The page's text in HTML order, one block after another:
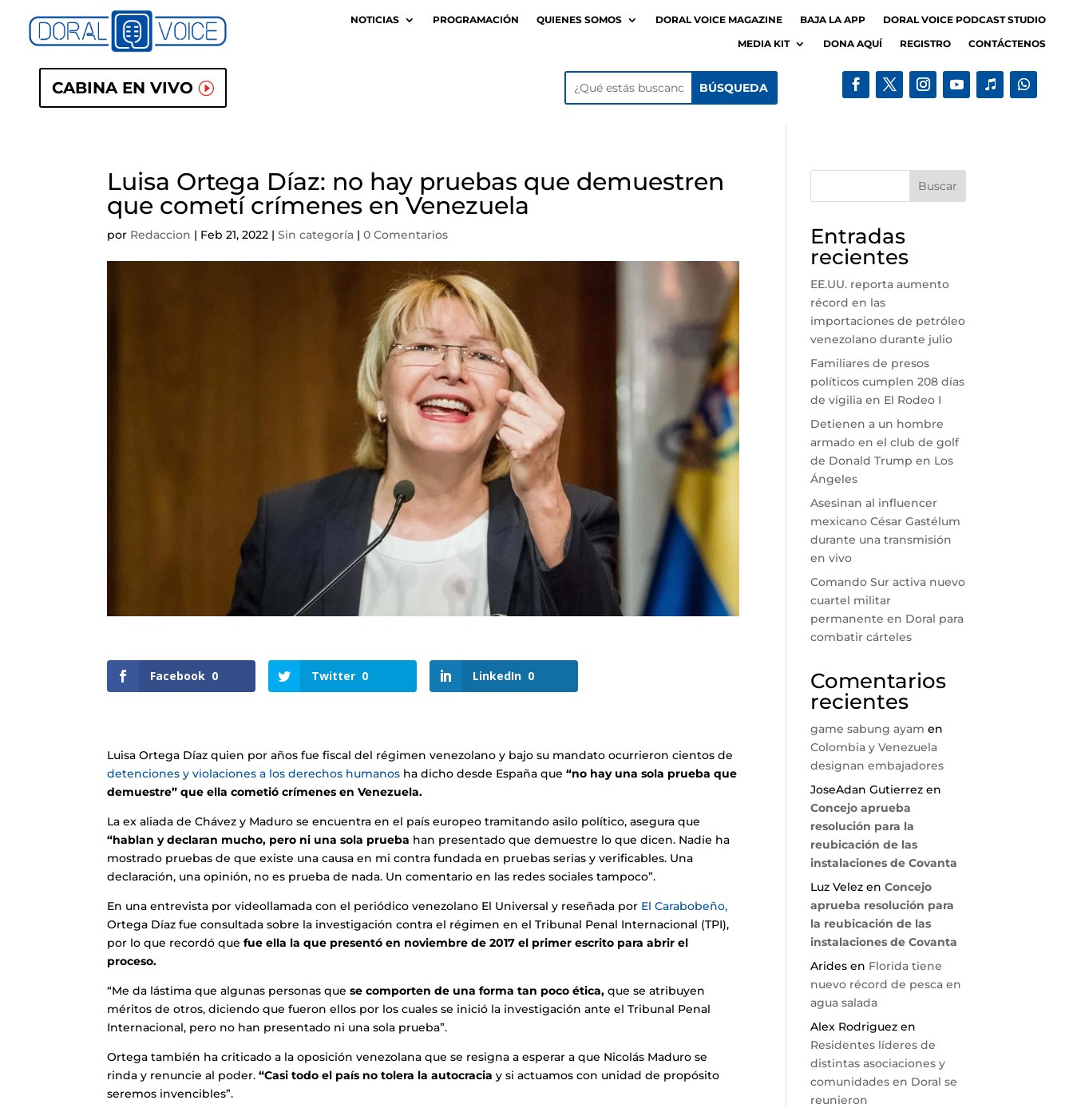
NOTICIAS PROGRAMACIÓN QUIENES SOMOS DORAL VOICE MAGAZINE BAJA LA APP
DORAL VOICE PODCAST STUDIO
MEDIA KIT
DONA AQUÍ REGISTRO CONTÁCTENOS
CABINA EN VIVO
Luisa Ortega Díaz: no hay pruebas que demuestren
que cometí crímenes en Venezuela
por Redaccion | Feb 21, 2022 |Sin categoría |0 Comentarios
Facebook 0 Twitter 0 LinkedIn 0
Luisa Ortega Díaz quien por años fue fiscal del régimen venezolano y bajo su mandato ocurrieron cientos de
detenciones y violaciones a los derechos humanos ha dicho desde España que“no hay una sola prueba que
demuestre” que ella cometió crímenes en Venezuela.
La ex aliada de Chávez y Maduro se encuentra en el país europeo tramitando asilo político, asegura que
“hablan y declaran mucho, pero ni una sola prueba han presentado que demuestre lo que dicen. Nadie ha
mostrado pruebas de que existe una causa en mi contra fundada en pruebas serias y verificables. Una
declaración, una opinión, no es prueba de nada. Un comentario en las redes sociales tampoco”.
En una entrevista por videollamada con el periódico venezolano El Universal y reseñada por El Carabobeño,
Ortega Díaz fue consultada sobre la investigación contra el régimen en el Tribunal Penal Internacional (TPI),
por lo que recordó quefue ella la que presentó en noviembre de 2017 el primer escrito para abrir el
proceso.
“Me da lástima que algunas personas quese comporten de una forma tan poco ética, que se atribuyen
méritos de otros, diciendo que fueron ellos por los cuales se inició la investigación ante el Tribunal Penal
Internacional, pero no han presentado ni una sola prueba”.
Ortega también ha criticado a la oposición venezolana que se resigna a esperar a que Nicolás Maduro se
rinda y renuncie al poder.“Casi todo el país no tolera la autocracia y si actuamos con unidad de propósito
seremos invencibles”.
Buscar
Entradas
recientes
EE.UU. reporta aumento
récord en las
importaciones de petróleo
venezolano durante julio
Familiares de presos
políticos cumplen 208 días
de vigilia en El Rodeo I
Detienen a un hombre
armado en el club de golf
de Donald Trump en Los
Ángeles
Asesinan al influencer
mexicano César Gastélum
durante una transmisión
en vivo
Comando Sur activa nuevo
cuartel militar
permanente en Doral para
combatir cárteles
Comentarios
recientes
game sabung ayam en
Colombia y Venezuela
designan embajadores
JoseAdan Gutierrez en
Concejo aprueba
resolución para la
reubicación de las
instalaciones de Covanta
Luz Velez enConcejo
aprueba resolución para
la reubicación de las
instalaciones de Covanta
Arides en Florida tiene
nuevo récord de pesca en
agua salada
Alex Rodriguez en
Residentes líderes de
distintas asociaciones y
comunidades en Doral se
reunieron